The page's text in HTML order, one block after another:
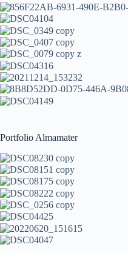
Portfolio Almamater